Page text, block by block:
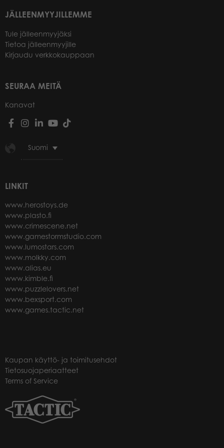
JÄLLEENMYYJILLEMME
Tule jälleenmyyjäksi
Tietoa jälleenmyyjille
Kirjaudu verkkokauppaan
SEURAA MEITÄ
Kanavat
Suomi
LINKIT
www.herostoys.de
www.plasto.fi
www.crimescene.net
www.gamestormstudio.com
www.lumostars.com
www.molkky.com
www.alias.eu
www.kimble.fi
www.puzzlelovers.net
www.bexsport.com
www.games.tactic.net
Kaupan käyttö- ja toimitusehdot
Tietosuojaperiaatteet
Terms of Service